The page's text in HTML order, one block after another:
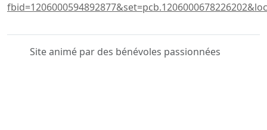
Site animé par des bénévoles passionnées